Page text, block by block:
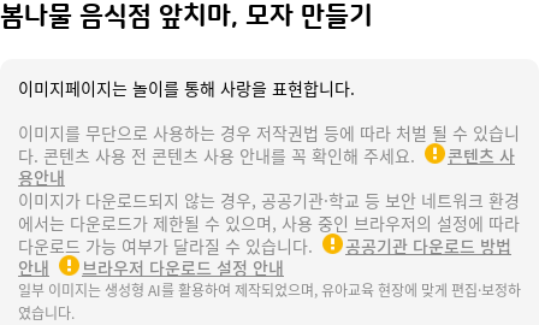
봄나물 음식점 앞치마, 모자 만들기
이미지페이지는 놀이를 통해 사랑을 표현합니다.
이미지를 무단으로 사용하는 경우 저작권법 등에 따라 처벌 될 수 있습니
다. 콘텐츠 사용 전 콘텐츠 사용 안내를 꼭 확인해 주세요.
콘텐츠 사
용안내
이미지가 다운로드되지 않는 경우, 공공기관·학교 등 보안 네트워크 환경
에서는 다운로드가 제한될 수 있으며, 사용 중인 브라우저의 설정에 따라
다운로드 가능 여부가 달라질 수 있습니다.
공공기관 다운로드 방법
안내
브라우저 다운로드 설정 안내
일부 이미지는 생성형 AI를 활용하여 제작되었으며, 유아교육 현장에 맞게 편집·보정하
였습니다.